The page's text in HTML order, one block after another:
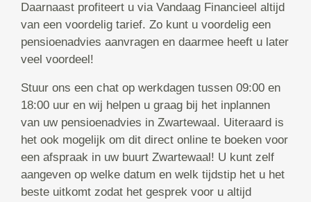
Daarnaast profiteert u via Vandaag Financieel altijd
van een voordelig tarief. Zo kunt u voordelig een
pensioenadvies aanvragen en daarmee heeft u later
veel voordeel!
Stuur ons een chat op werkdagen tussen 09:00 en
18:00 uur en wij helpen u graag bij het inplannen
van uw pensioenadvies in Zwartewaal. Uiteraard is
het ook mogelijk om dit direct online te boeken voor
een afspraak in uw buurt Zwartewaal! U kunt zelf
aangeven op welke datum en welk tijdstip het u het
beste uitkomt zodat het gesprek voor u altijd